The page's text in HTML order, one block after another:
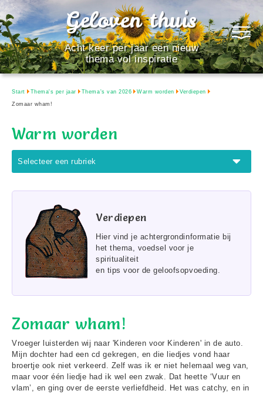
Geloven thuis
Acht keer per jaar een nieuw
thema vol inspiratie
Start Thema's per jaar Thema's van 2026 Warm worden Verdiepen
Zomaar wham!
Warm worden
Selecteer een rubriek
Verdiepen
Hier vind je achtergrondinformatie bij
het thema, voedsel voor je
spiritualiteit
en tips voor de geloofsopvoeding.
Zomaar wham!
Vroeger luisterden wij naar 'Kinderen voor Kinderen' in de auto.
Mijn dochter had een cd gekregen, en die liedjes vond haar
broertje ook niet verkeerd. Zelf was ik er niet helemaal weg van,
maar voor één liedje had ik wel een zwak. Dat heette ‘Vuur en
vlam’, en ging over de eerste verliefdheid. Het was catchy, en in